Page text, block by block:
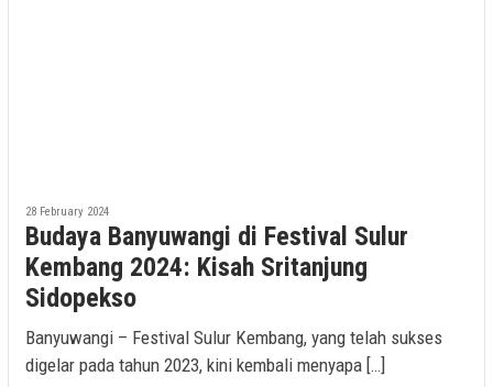
28 February 2024
Budaya Banyuwangi di Festival Sulur
Kembang 2024: Kisah Sritanjung
Sidopekso
Banyuwangi – Festival Sulur Kembang, yang telah sukses
digelar pada tahun 2023, kini kembali menyapa […]